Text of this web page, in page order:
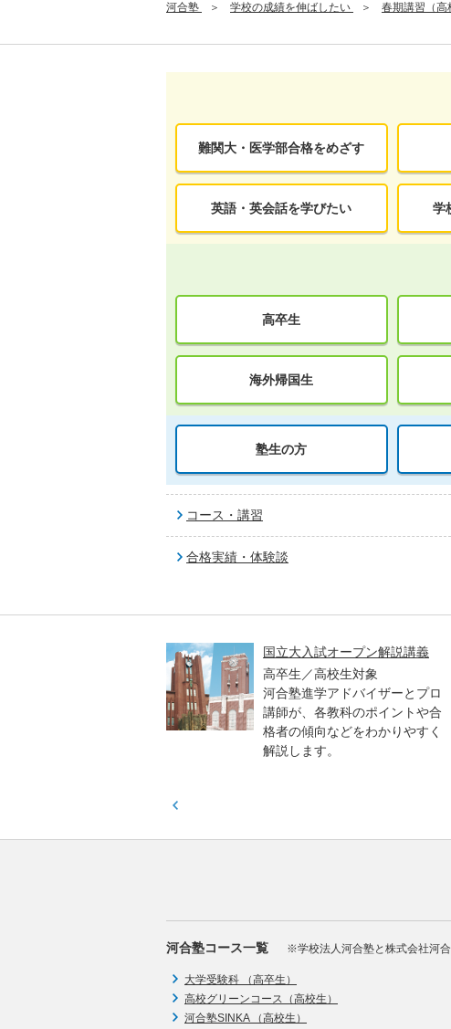
河合塾 学校の成績を伸ばしたい 春期講習（高
難関大・医学部合格をめざす
英語・英会話を学びたい 学
高卒生
海外帰国生
塾生の方
コース・講習
合格実績・体験談
国立大入試オープン解説講義
高卒生／高校生対象
河合塾進学アドバイザーとプロ
講師が、各教科のポイントや合
格者の傾向などをわかりやすく
解説します。
河合塾コース一覧 ※学校法人河合塾と株式会社河
大学受験科 （高卒生）
高校グリーンコース（高校生）
河合塾SINKA （高校生）